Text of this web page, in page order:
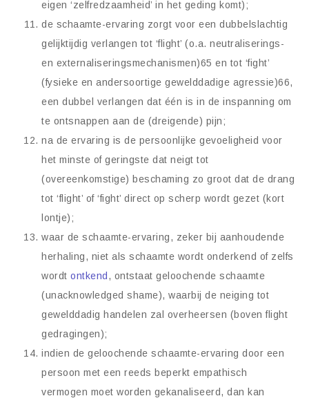
eigen ‘zelfredzaamheid’ in het geding komt);
de schaamte-ervaring zorgt voor een dubbelslachtig
gelijktijdig verlangen tot ‘flight’ (o.a. neutraliserings-
en externaliseringsmechanismen)65 en tot ‘fight’
(fysieke en andersoortige gewelddadige agressie)66,
een dubbel verlangen dat één is in de inspanning om
te ontsnappen aan de (dreigende) pijn;
na de ervaring is de persoonlijke gevoeligheid voor
het minste of geringste dat neigt tot
(overeenkomstige) beschaming zo groot dat de drang
tot ‘flight’ of ‘fight’ direct op scherp wordt gezet (kort
lontje);
waar de schaamte-ervaring, zeker bij aanhoudende
herhaling, niet als schaamte wordt onderkend of zelfs
wordt ontkend , ontstaat geloochende schaamte
(unacknowledged shame), waarbij de neiging tot
gewelddadig handelen zal overheersen (boven flight
gedragingen);
indien de geloochende schaamte-ervaring door een
persoon met een reeds beperkt empathisch
vermogen moet worden gekanaliseerd, dan kan